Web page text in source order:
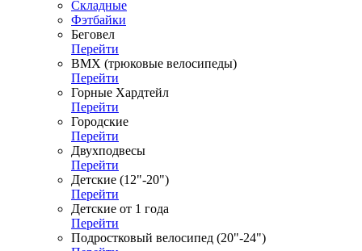
Складные
Фэтбайки
Беговел
Перейти
ВМХ (трюковые велосипеды)
Перейти
Горные Хардтейл
Перейти
Городские
Перейти
Двухподвесы
Перейти
Детские (12"-20")
Перейти
Детские от 1 года
Перейти
Подростковый велосипед (20"-24")